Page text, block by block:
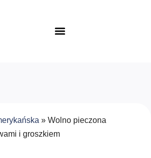
» Wolno pieczona
i groszkiem